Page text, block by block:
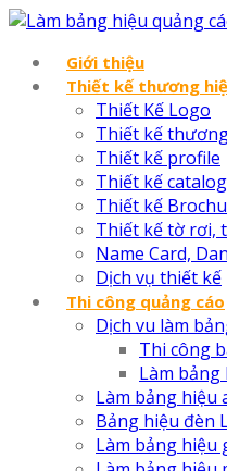
Giới thiệu
Thiết kế thương
Thiết Kế Logo
Thiết kế
Thiết kế profile
Thiết kế
Thiết kế
Thiết kế tờ rơi,
Name Card,
Dịch vụ thiết kế
Thi công quảng cáo
Dịch vu làm
Thi công
Làm bảng
Làm bảng hiệu
Bảng hiệu đèn
Làm bảng hiệu